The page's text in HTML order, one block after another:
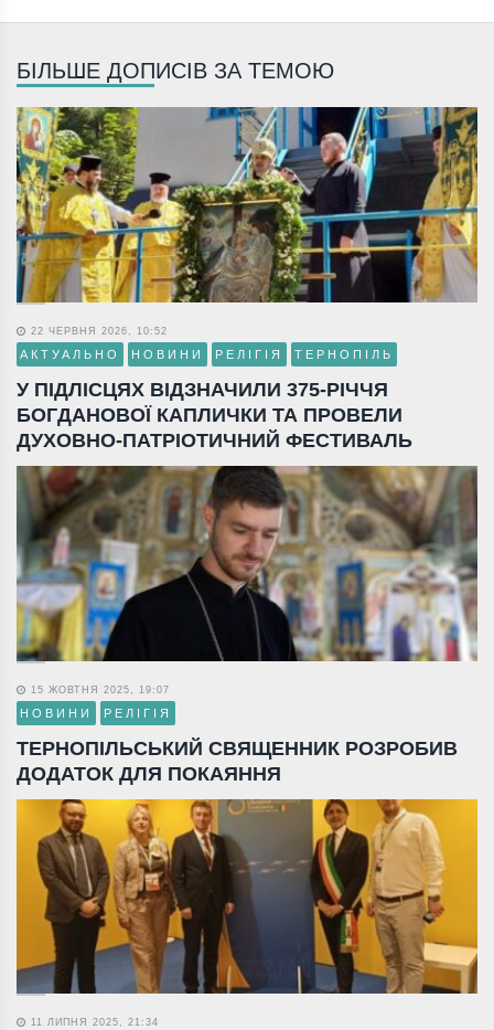
БІЛЬШЕ ДОПИСІВ ЗА ТЕМОЮ
22 ЧЕРВНЯ 2026, 10:52
АКТУАЛЬНО НОВИНИ РЕЛІГІЯ ТЕРНОПІЛЬ
У ПІДЛІСЦЯХ ВІДЗНАЧИЛИ 375-РІЧЧЯ
БОГДАНОВОЇ КАПЛИЧКИ ТА ПРОВЕЛИ
ДУХОВНО-ПАТРІОТИЧНИЙ ФЕСТИВАЛЬ
15 ЖОВТНЯ 2025, 19:07
НОВИНИ РЕЛІГІЯ
ТЕРНОПІЛЬСЬКИЙ СВЯЩЕННИК РОЗРОБИВ
ДОДАТОК ДЛЯ ПОКАЯННЯ
11 ЛИПНЯ 2025, 21:34